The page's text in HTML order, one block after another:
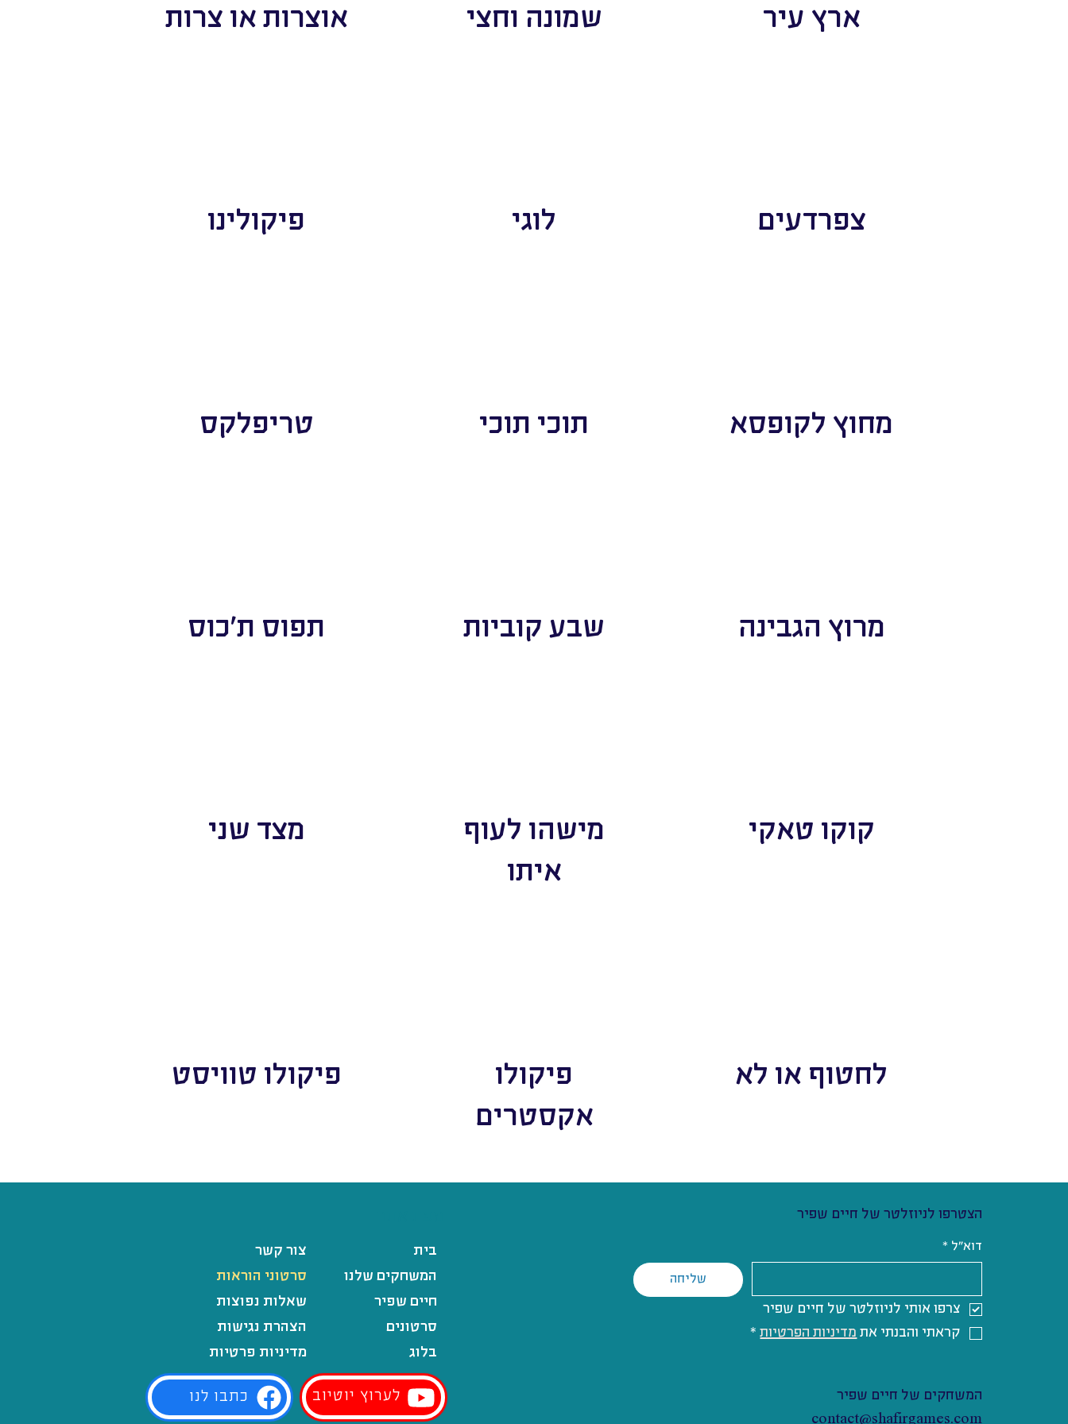
אוצרות או צרות שמונה וחצי ארץ עיר
פיקולינו לוגי צפרדעים
טריפלקס תוכי תוכי מחוץ לקופסא
תפוס ת'כוס שבע קוביות מרוץ הגבינה
מצד שני
מישהו לעוף
איתו
קוקו טאקי
פיקולו טוויסט
פיקולו
אקסטרים
לחטוף או לא
צור קשר
סרטוני הוראות
שאלות נפוצות
הצהרת נגישות
מדיניות פרטיות
בית
המשחקים שלנו
חיים שפיר
סרטונים
בלוג
הצטרפו לניוזלטר של חיים שפיר
דוא"ל *
שליחה
צרפו אותי לניוזלטר של חיים שפיר
קראתי והבנתי את מדיניות הפרטיות *
המשחקים של חיים שפיר
contact@shafirgames.com
לערוץ יוטיוב כתבו לנו